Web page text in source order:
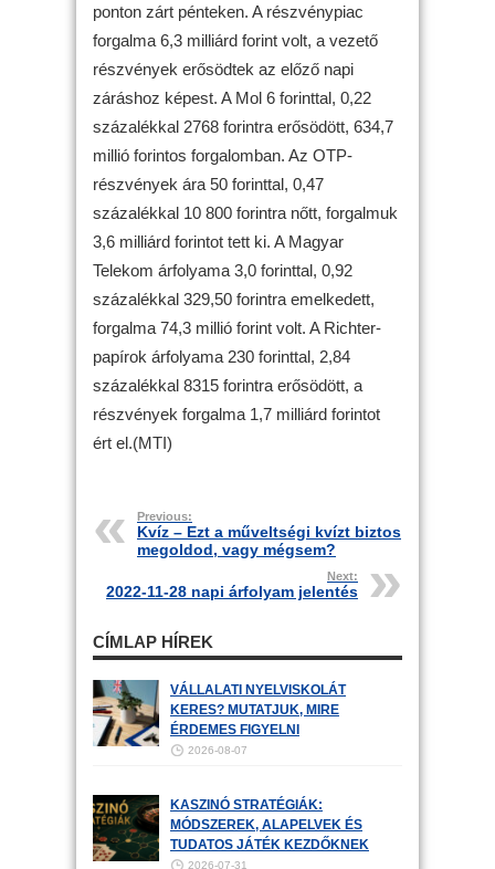
ponton zárt pénteken. A részvénypiac
forgalma 6,3 milliárd forint volt, a vezető
részvények erősödtek az előző napi
záráshoz képest. A Mol 6 forinttal, 0,22
százalékkal 2768 forintra erősödött, 634,7
millió forintos forgalomban. Az OTP-
részvények ára 50 forinttal, 0,47
százalékkal 10 800 forintra nőtt, forgalmuk
3,6 milliárd forintot tett ki. A Magyar
Telekom árfolyama 3,0 forinttal, 0,92
százalékkal 329,50 forintra emelkedett,
forgalma 74,3 millió forint volt. A Richter-
papírok árfolyama 230 forinttal, 2,84
százalékkal 8315 forintra erősödött, a
részvények forgalma 1,7 milliárd forintot
ért el.(MTI)
Previous:
Kvíz – Ezt a műveltségi kvízt biztos
megoldod, vagy mégsem?
Next:
2022-11-28 napi árfolyam jelentés
CÍMLAP HÍREK
VÁLLALATI NYELVISKOLÁT
KERES? MUTATJUK, MIRE
ÉRDEMES FIGYELNI
2026-08-07
KASZINÓ STRATÉGIÁK:
MÓDSZEREK, ALAPELVEK ÉS
TUDATOS JÁTÉK KEZDŐKNEK
2026-07-31